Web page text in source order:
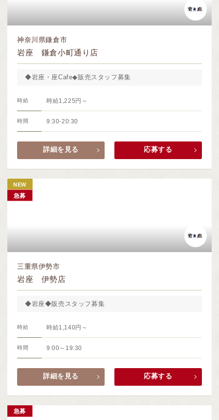
神奈川県鎌倉市
岩座 鎌倉小町通り店
◆岩座・座Cafe◆販売スタッフ募集
時給 時給1,225円～
時間 9:30-20:30
詳細を見る 応募する
三重県伊勢市
岩座 伊勢店
◆岩座◆販売スタッフ募集
時給 時給1,140円～
時間 9:00～19:30
NEW
急募
詳細を見る 応募する
急募